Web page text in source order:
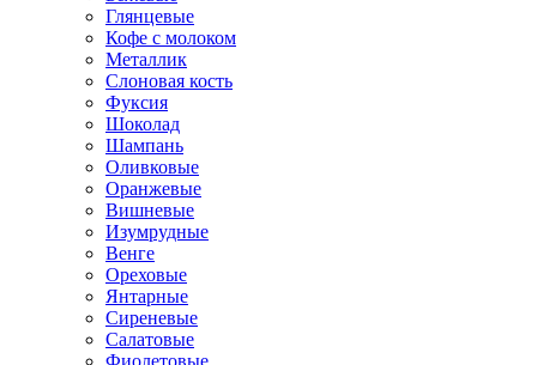
Глянцевые
Кофе с молоком
Металлик
Слоновая кость
Фуксия
Шоколад
Шампань
Оливковые
Оранжевые
Вишневые
Изумрудные
Венге
Ореховые
Янтарные
Сиреневые
Салатовые
Фиолетовые